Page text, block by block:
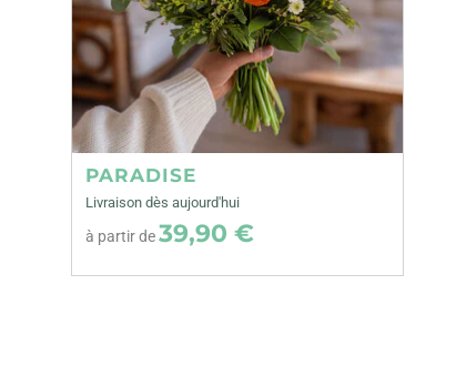
PARADISE
Livraison dès aujourd'hui
à partir de39,90 €